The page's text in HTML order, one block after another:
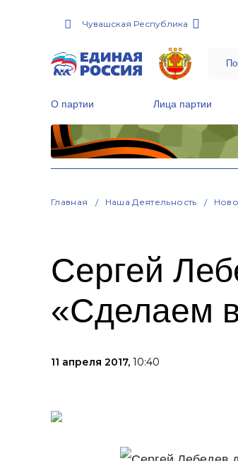
Чувашская Республика
О партии Лица партии
Главная Наша Деятельность
Сергей
«Сделаем
11 апреля 2017, 10:40